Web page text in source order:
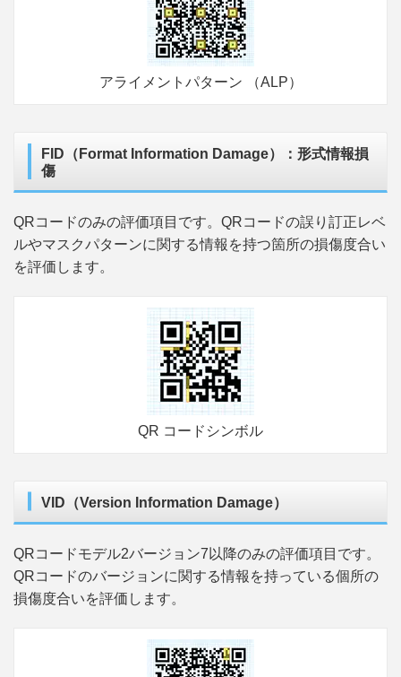
アライメントパターン （ALP）
FID（Format Information Damage）：形式情報損
傷
QRコードのみの評価項目です。QRコードの誤り訂正レベ
ルやマスクパターンに関する情報を持つ箇所の損傷度合い
を評価します。
QR コードシンボル
VID（Version Information Damage）
QRコードモデル2バージョン7以降のみの評価項目です。
QRコードのバージョンに関する情報を持っている個所の
損傷度合いを評価します。